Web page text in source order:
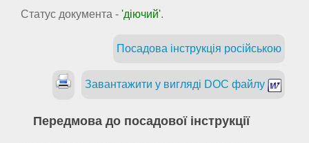
Статус документа - 'діючий'.
Посадова інструкція російською
Завантажити у вигляді DOC файлу
Передмова до посадової інструкції